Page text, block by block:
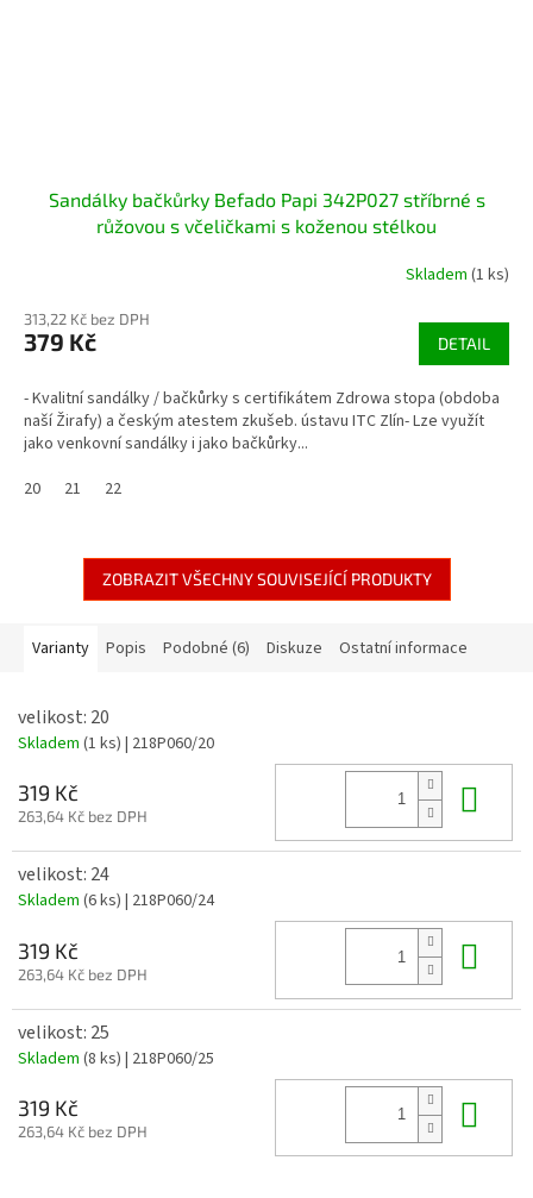
Sandálky bačkůrky Befado Papi 342P027 stříbrné s
růžovou s včeličkami s koženou stélkou
Skladem (1 ks)
313,22 Kč bez DPH
379 Kč DETAIL
- Kvalitní sandálky / bačkůrky s certifikátem Zdrowa stopa (obdoba
naší Žirafy) a českým atestem zkušeb. ústavu ITC Zlín- Lze využít
jako venkovní sandálky i jako bačkůrky...
20
21 22
ZOBRAZIT VŠECHNY SOUVISEJÍCÍ PRODUKTY
Varianty Popis Podobné (6) Diskuze Ostatní informace
velikost: 20
Skladem (1 ks) | 218P060/20
319 Kč
263,64 Kč bez DPH
velikost: 24
Skladem (6 ks) | 218P060/24
319 Kč
263,64 Kč bez DPH
velikost: 25
Skladem (8 ks) | 218P060/25
319 Kč
263,64 Kč bez DPH